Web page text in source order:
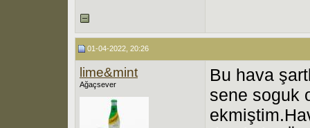
01-04-2022, 20:26
lime&mint
Ağaçsever
Bu hava
sene soguk